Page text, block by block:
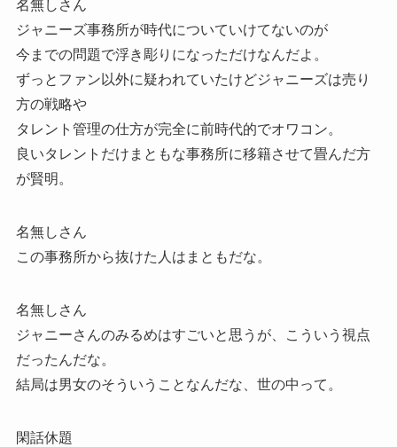
名無しさん
ジャニーズ事務所が時代についていけてないのが
今までの問題で浮き彫りになっただけなんだよ。
ずっとファン以外に疑われていたけどジャニーズは売り
方の戦略や
タレント管理の仕方が完全に前時代的でオワコン。
良いタレントだけまともな事務所に移籍させて畳んだ方
が賢明。
名無しさん
この事務所から抜けた人はまともだな。
名無しさん
ジャニーさんのみるめはすごいと思うが、こういう視点
だったんだな。
結局は男女のそういうことなんだな、世の中って。
閑話休題